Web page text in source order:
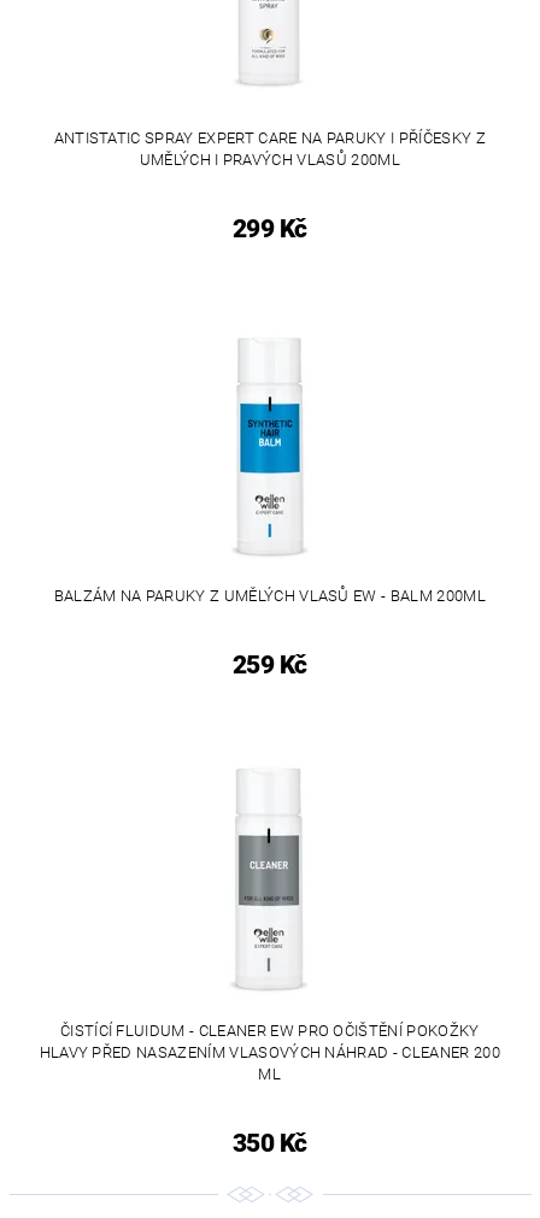
ANTISTATIC SPRAY EXPERT CARE NA PARUKY I PŘÍČESKY Z
UMĚLÝCH I PRAVÝCH VLASŮ 200ML
299 Kč
BALZÁM NA PARUKY Z UMĚLÝCH VLASŮ EW - BALM 200ML
259 Kč
ČISTÍCÍ FLUIDUM - CLEANER EW PRO OČIŠTĚNÍ POKOŽKY
HLAVY PŘED NASAZENÍM VLASOVÝCH NÁHRAD - CLEANER 200
ML
350 Kč